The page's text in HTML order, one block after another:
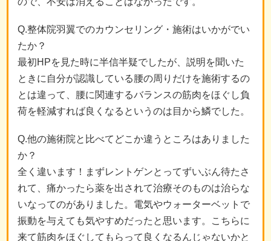
Q.整体院羽翼でのカウンセリング・施術はいかがでい
たか？
最初HPを見た時に半信半疑でしたが、説明を聞いた
ときに自分が認識している腰の周りだけを施術するの
とは違って、腰に関連するバランスの筋肉をほぐし負
荷を軽減すれば良くなるというのは目から鱗でした。
Q.他の施術院と比べてどこか違うところはありました
か？
全く違います！まずレントゲンとってずいぶん待たさ
れて、痛かったら薬を出されて治療そのものは治らな
いなってのがありました。電気やウォーターベットで
振動を与えても気やすめだったと思います。こちらに
来て筋肉をほぐしてもらって良くなるんじゃないかと